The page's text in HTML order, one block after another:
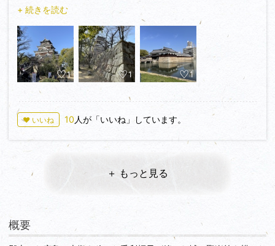
ょいと見てくるにはベストなタイミングに思え，レッツゴー👣
この日は平和記念資料館や原爆ドームを見学してから、
途中、「汁なし担々麺くにまつ‐真‐1st」で汁なし担々麺もい
ただき、夕方から行きました。
平和公園周辺からも徒歩圏内ですので、広島市内観光に組み込
みやすい立地でした。
汁なし担々麺もまた食べたくなるご当地グルメでした。
さて城自体はというと、三の丸から二の丸、本丸と移動してい
それだけで魅力十分です。
が、周辺観光と合わせて行かれるのがおすすめです。
+ 続きを読む
1 1 1
♥ いいね 10人が「いいね」しています。
＋ もっと見る
概要